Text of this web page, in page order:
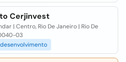
Cerjinvest
| Centro, Rio De Janeiro | Rio De
03
desenvolvimento